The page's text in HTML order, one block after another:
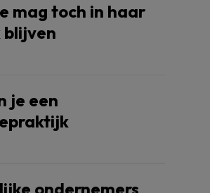
mag toch in haar
je een
ondernemers